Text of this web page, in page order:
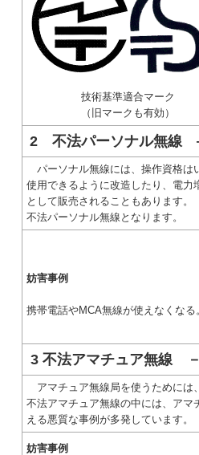
技術基準適合マーク
（旧マークも有効）
2 不法パーソナル無線
パーソナル無線には、操作資格は
使用できるように改造したり、電
として販売されることもあります
不法パーソナル無線となります。
妨害事例
携帯電話やMCA無線が使えなくなる
3 不法アマチュア無線
アマチュア無線局を使うためには
不法アマチュア無線の中には、ア
える悪質な事例が多発しています。
妨害事例